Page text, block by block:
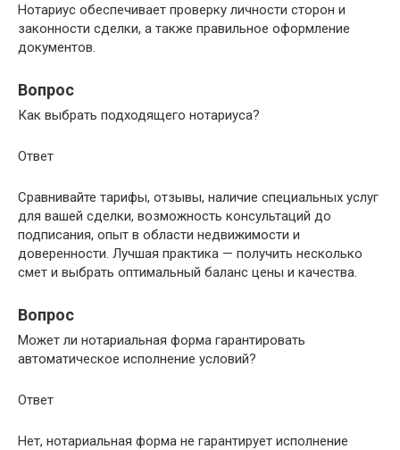
Нотариус обеспечивает проверку личности сторон и
законности сделки, а также правильное оформление
документов.
Вопрос
Как выбрать подходящего нотариуса?
Ответ
Сравнивайте тарифы, отзывы, наличие специальных услуг
для вашей сделки, возможность консультаций до
подписания, опыт в области недвижимости и
доверенности. Лучшая практика — получить несколько
смет и выбрать оптимальный баланс цены и качества.
Вопрос
Может ли нотариальная форма гарантировать
автоматическое исполнение условий?
Ответ
Нет, нотариальная форма не гарантирует исполнение